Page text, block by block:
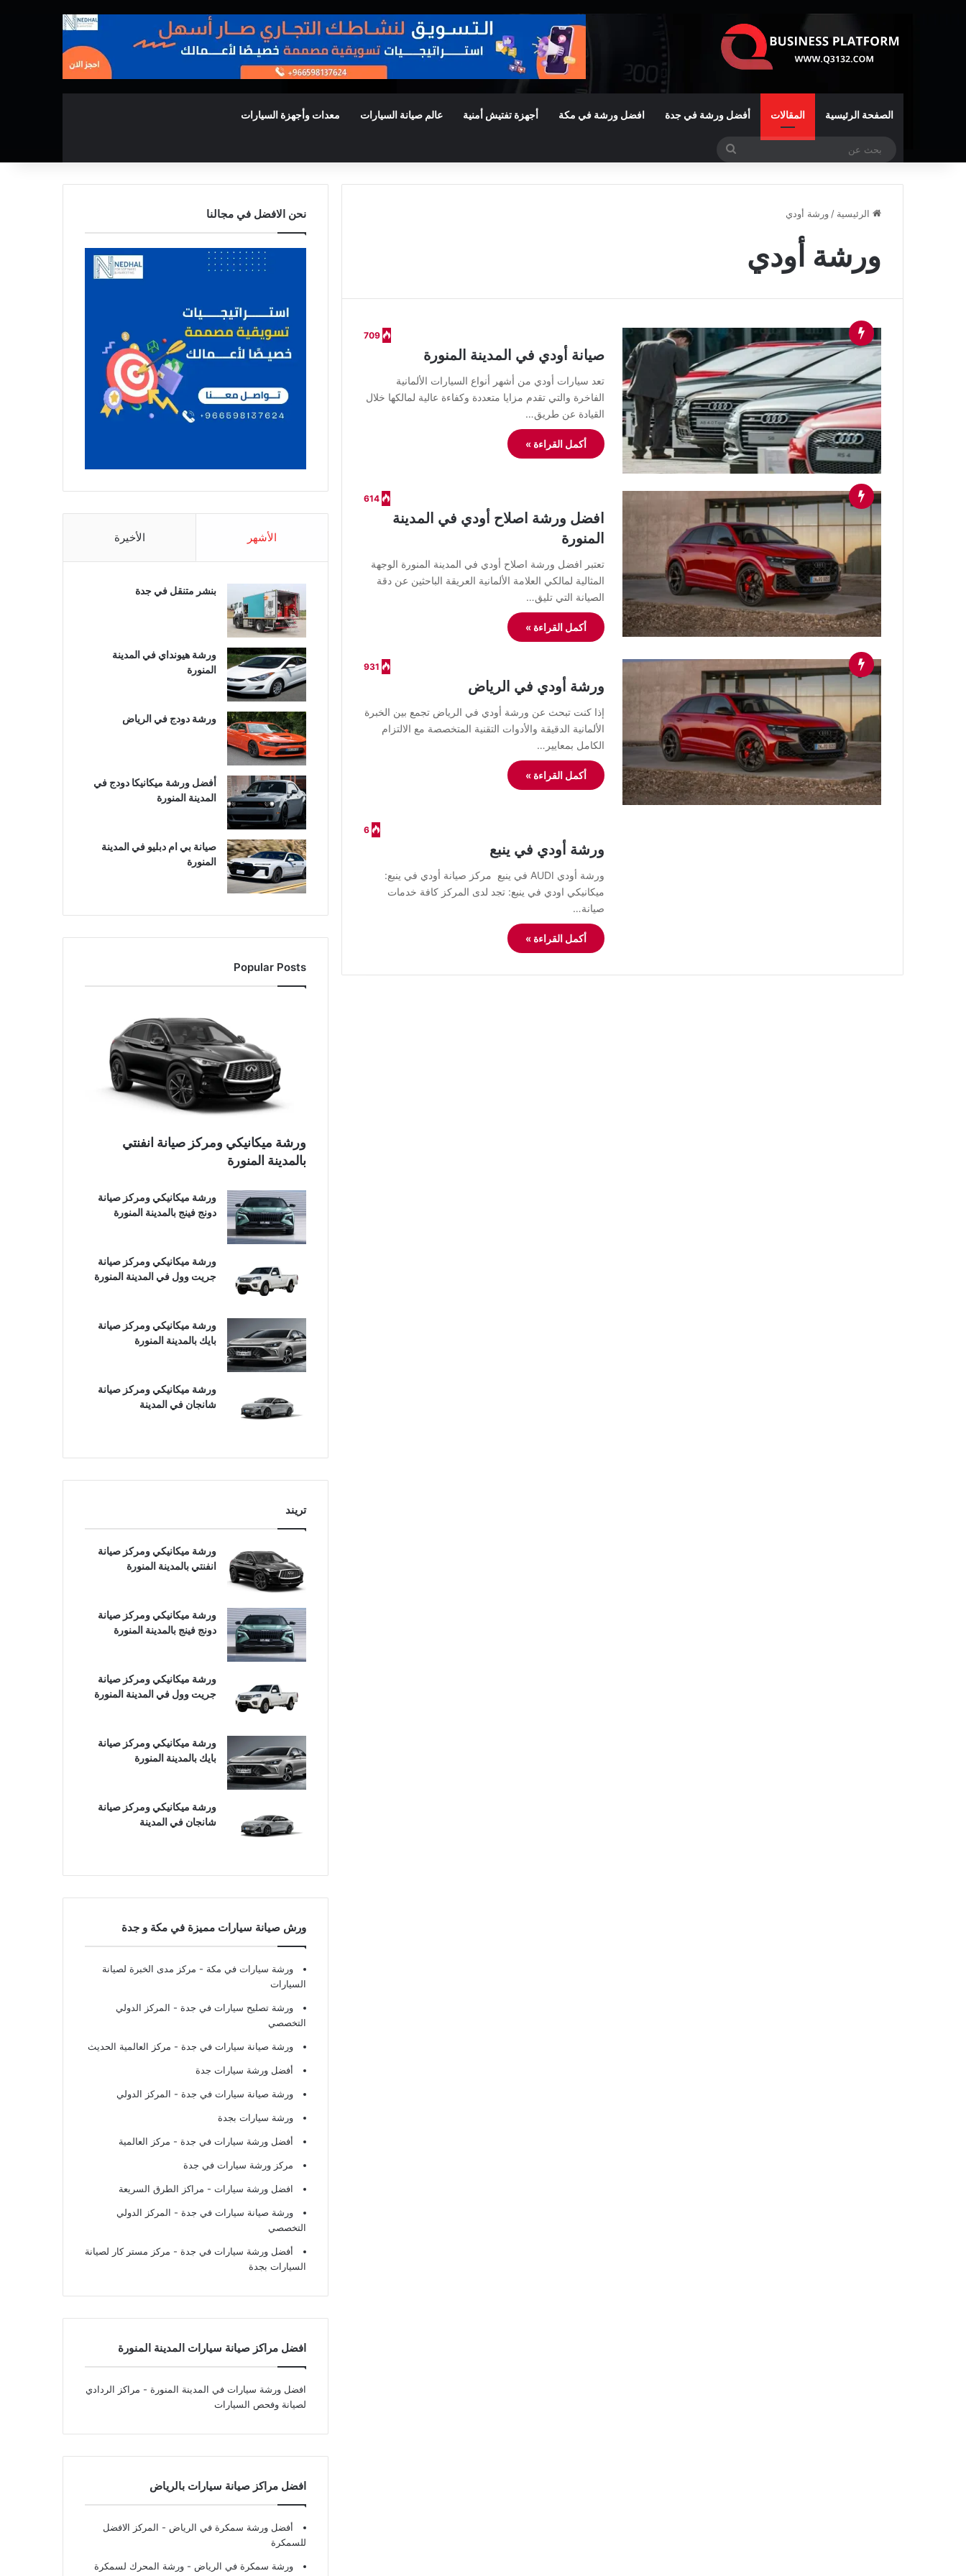
الصفحة الرئيسية المقالات أفضل ورشة في جدة افضل ورشة في مكة أجهزة تفتيش أمنية عالم صيانة السيارات معدات وأجهزة السيارات
الرئيسية / ورشة أودي
ورشة أودي
709
صيانة أودي في المدينة المنورة
تعد سيارات أودي من أشهر أنواع السيارات الألمانية
الفاخرة والتي تقدم مزايا متعددة وكفاءة عالية لمالكها خلال
القيادة عن طريق…
أكمل القراءة »
614
افضل ورشة اصلاح أودي في المدينة
المنورة
​تعتبر افضل ورشة اصلاح أودي في المدينة المنورة الوجهة
المثالية لمالكي العلامة الألمانية العريقة الباحثين عن دقة
الصيانة التي تليق…
أكمل القراءة »
931
ورشة أودي في الرياض
​إذا كنت تبحث عن ورشة أودي في الرياض تجمع بين الخبرة
الألمانية الدقيقة والأدوات التقنية المتخصصة مع الالتزام
الكامل بمعايير…
أكمل القراءة »
6
ورشة أودي في ينبع
ورشة أودي AUDI في ينبع مركز صيانة أودي في ينبع:
ميكانيكي اودي في ينبع: تجد لدى المركز كافة خدمات
صيانة…
أكمل القراءة »
نحن الافضل في مجالنا
الأشهر الأخيرة
بنشر متنقل في جدة
ورشة هيونداي في المدينة
المنورة
ورشة دودج في الرياض
أفضل ورشة ميكانيكا دودج في
المدينة المنورة
صيانة بي ام دبليو في المدينة
المنورة
Popular Posts
ورشة ميكانيكي ومركز صيانة انفنتي
بالمدينة المنورة
ورشة ميكانيكي ومركز صيانة
دونج فينج بالمدينة المنورة
ورشة ميكانيكي ومركز صيانة
جريت وول في المدينة المنورة
ورشة ميكانيكي ومركز صيانة
بايك بالمدينة المنورة
ورشة ميكانيكي ومركز صيانة
شانجان في المدينة
تريند
ورشة ميكانيكي ومركز صيانة
انفنتي بالمدينة المنورة
ورشة ميكانيكي ومركز صيانة
دونج فينج بالمدينة المنورة
ورشة ميكانيكي ومركز صيانة
جريت وول في المدينة المنورة
ورشة ميكانيكي ومركز صيانة
بايك بالمدينة المنورة
ورشة ميكانيكي ومركز صيانة
شانجان في المدينة
ورش صيانة سيارات مميزة في مكة و جدة
ورشة سيارات في مكة - مركز مدى الخبرة لصيانة
السيارات
ورشة تصليح سيارات في جدة - المركز الدولي
التخصصي
ورشة صيانة سيارات في جدة - مركز العالمية الحديث
أفضل ورشة سيارات جدة
ورشة صيانة سيارات في جدة - المركز الدولي
ورشة سيارات بجدة
أفضل ورشة سيارات في جدة - مركز العالمية
مركز ورشة سيارات في جدة
افضل ورشة سيارات - مراكز الطرق السريعة
ورشة صيانة سيارات في جدة - المركز الدولي
التخصصي
أفضل ورشة سيارات في جدة - مركز مستر كار لصيانة
السيارات بجدة
افضل مراكز صيانة سيارات المدينة المنورة
افضل ورشة سيارات في المدينة المنورة - مراكز الردادي
لصيانة وفحص السيارات
افضل مراكز صيانة سيارات بالرياض
أفضل ورشة سمكرة في الرياض - المركز الافضل
للسمكرة
ورشة سمكرة في الرياض - ورشة المحرك لسمكرة